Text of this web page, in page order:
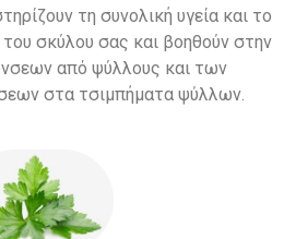
τη συνολική υγεία και το
σκύλου σας και βοηθούν στην
από ψύλλους και των
στα τσιμπήματα ψύλλων.